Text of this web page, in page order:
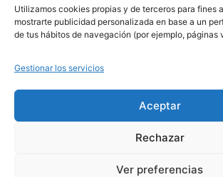
Utilizamos cookies propias y de terceros para fines
mostrarte publicidad personalizada en base a un
de tus hábitos de navegación (por ejemplo, páginas
Gestionar los servicios
Aceptar
Rechazar
Ver preferencias
Viajes Original
La famosa ruta que conecta comunidades locales
Viajes Signature